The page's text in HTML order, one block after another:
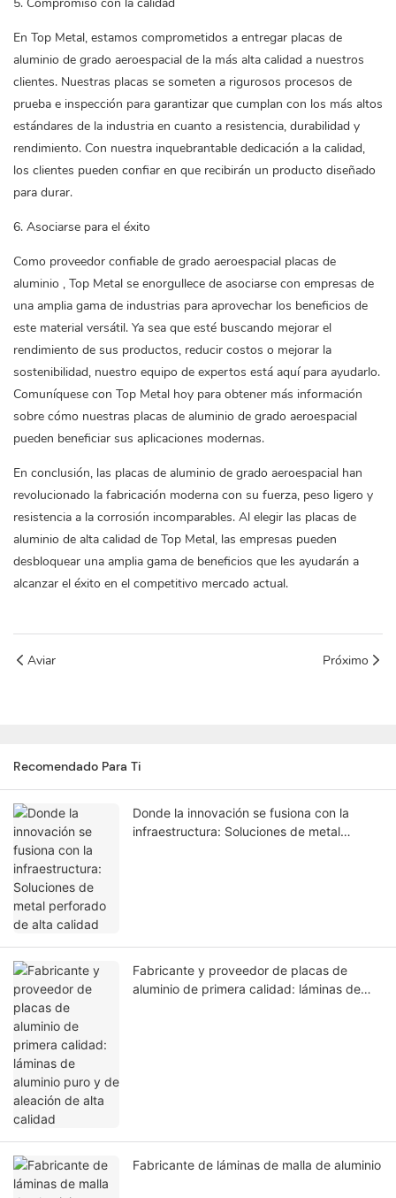
5. Compromiso con la calidad
En Top Metal, estamos comprometidos a entregar placas de
aluminio de grado aeroespacial de la más alta calidad a nuestros
clientes. Nuestras placas se someten a rigurosos procesos de
prueba e inspección para garantizar que cumplan con los más altos
estándares de la industria en cuanto a resistencia, durabilidad y
rendimiento. Con nuestra inquebrantable dedicación a la calidad,
los clientes pueden confiar en que recibirán un producto diseñado
para durar.
6. Asociarse para el éxito
Como proveedor confiable de grado aeroespacial placas de
aluminio , Top Metal se enorgullece de asociarse con empresas de
una amplia gama de industrias para aprovechar los beneficios de
este material versátil. Ya sea que esté buscando mejorar el
rendimiento de sus productos, reducir costos o mejorar la
sostenibilidad, nuestro equipo de expertos está aquí para ayudarlo.
Comuníquese con Top Metal hoy para obtener más información
sobre cómo nuestras placas de aluminio de grado aeroespacial
pueden beneficiar sus aplicaciones modernas.
En conclusión, las placas de aluminio de grado aeroespacial han
revolucionado la fabricación moderna con su fuerza, peso ligero y
resistencia a la corrosión incomparables. Al elegir las placas de
aluminio de alta calidad de Top Metal, las empresas pueden
desbloquear una amplia gama de beneficios que les ayudarán a
alcanzar el éxito en el competitivo mercado actual.
Aviar Próximo
Recomendado Para Ti
Donde la innovación se fusiona con la
infraestructura: Soluciones de metal
Fabricante y proveedor de placas de
aluminio de primera calidad: láminas de
Fabricante de láminas de malla de aluminio